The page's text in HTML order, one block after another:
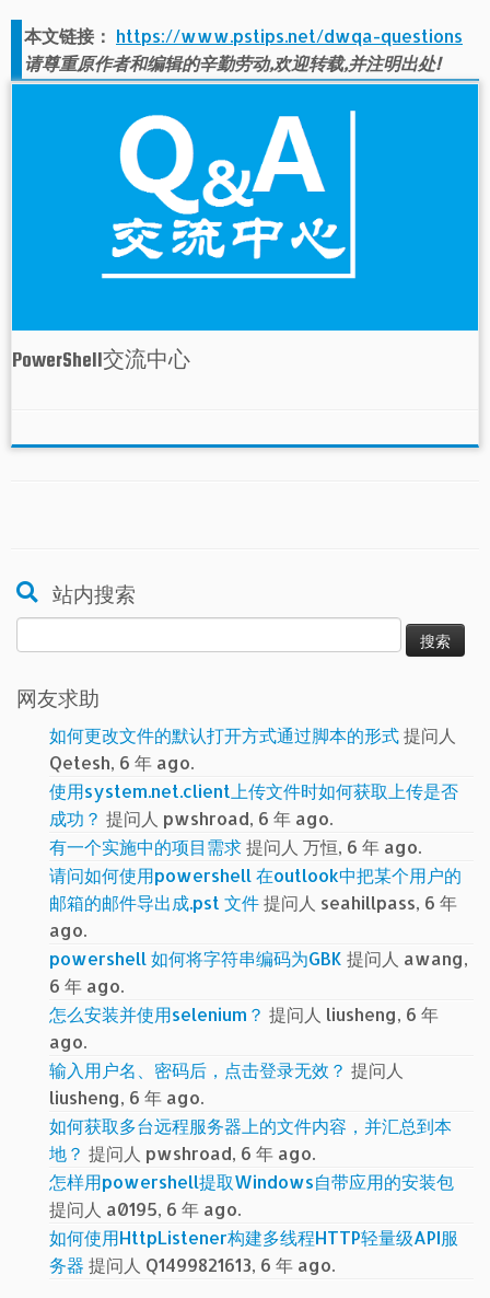
本文链接： https://www.pstips.net/dwqa-questions
请尊重原作者和编辑的辛勤劳动,欢迎转载,并注明出处!
PowerShell交流中心
站内搜索
索：
网友求助
如何更改文件的默认打开方式通过脚本的形式提问人
Qetesh, 6 年 ago.
使用system.net.client上传文件时如何获取上传是否
成功？ 提问人 pwshroad, 6 年 ago.
有一个实施中的项目需求提问人 万恒, 6 年 ago.
请问如何使用powershell 在outlook中把某个用户的
邮箱的邮件导出成.pst 文件提问人 seahillpass, 6 年
ago.
powershell 如何将字符串编码为GBK 提问人 awang,
6 年 ago.
怎么安装并使用selenium？ 提问人 liusheng, 6 年
ago.
输入用户名、密码后，点击登录无效？ 提问人
liusheng, 6 年 ago.
如何获取多台远程服务器上的文件内容，并汇总到本
地？ 提问人 pwshroad, 6 年 ago.
怎样用powershell提取Windows自带应用的安装包
提问人 a0195, 6 年 ago.
如何使用HttpListener构建多线程HTTP轻量级API服
务器 提问人 Q1499821613, 6 年 ago.